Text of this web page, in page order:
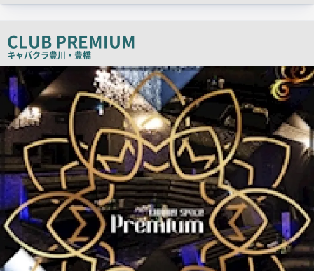
チ
ピ
ー
CLUB PREMIUM
キャバクラ豊川・豊橋
店
舗
PR
画